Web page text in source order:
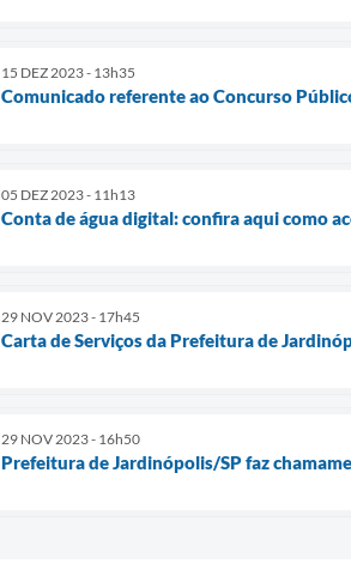
15 DEZ 2023 - 13h35
Comunicado referente ao Concurso
05 DEZ 2023 - 11h13
Conta de água digital: confira aqui como
29 NOV 2023 - 17h45
Carta de Serviços da Prefeitura de
29 NOV 2023 - 16h50
Prefeitura de Jardinópolis/SP faz